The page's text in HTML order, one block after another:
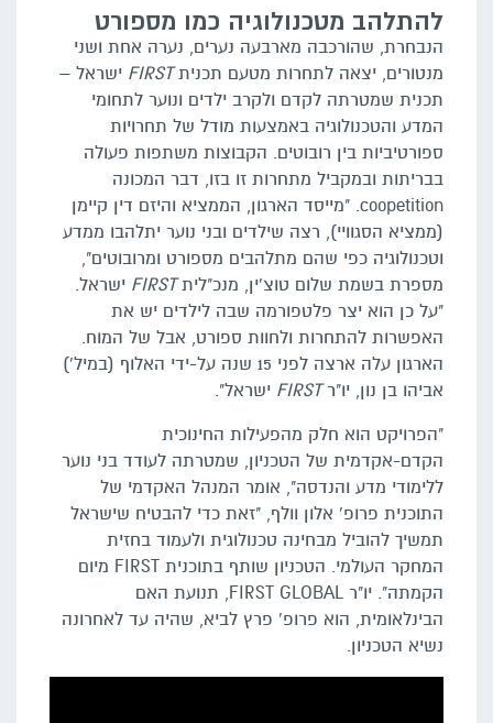
להתלהב מטכנולוגיה כמו מספורט
הנבחרת, שהורכבה מארבעה נערים, נערה אחת ושני
מנטורים, יצאה לתחרות מטעם תכניתFIRST ישראל –
תכנית שמטרתה לקדם ולקרב ילדים ונוער לתחומי
המדע והטכנולוגיה באמצעות מודל של תחרויות
ספורטיביות בין רובוטים. הקבוצות משתפות פעולה
בבריתות ובמקביל מתחרות זו בזו, דבר המכונה
coopetition. "מייסד הארגון, הממציא והיזם דין קיימן
(ממציא הסגוויי), רצה שילדים ובני נוער יתלהבו ממדע
וטכנולוגיה כפי שהם מתלהבים מספורט ומרובוטים",
מספרת בשמת שלום טוצ'ין, מנכ"ליתFIRST ישראל.
"על כן הוא יצר פלטפורמה שבה לילדים יש את
האפשרות להתחרות ולחוות ספורט, אבל של המוח.
הארגון עלה ארצה לפני 15 שנה על-ידי האלוף (במיל')
אביהו בן נון, יו"רFIRST ישראל".
"הפרויקט הוא חלק מהפעילות החינוכית
הקדם-אקדמית של הטכניון, שמטרתה לעודד בני נוער
ללימודי מדע והנדסה", אומר המנהל האקדמי של
התוכנית פרופ' אלון וולף, "זאת כדי להבטיח שישראל
תמשיך להוביל מבחינה טכנולוגית ולעמוד בחזית
המחקר העולמי. הטכניון שותף בתוכנית FIRST מיום
הקמתה". יו"ר FIRST GLOBAL, תנועת האם
הבינלאומית, הוא פרופ' פרץ לביא, שהיה עד לאחרונה
נשיא הטכניון.